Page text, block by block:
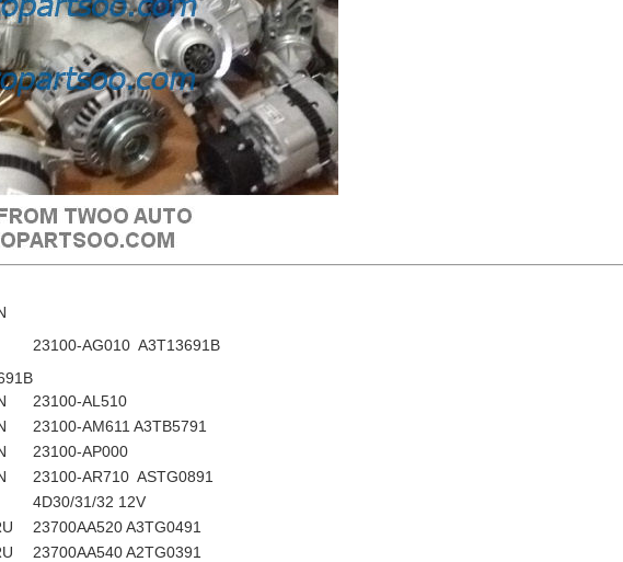
23100-AG010 A3T13691B
23100-AL510
23100-AM611 A3TB5791
23100-AP000
23100-AR710 ASTG0891
4D30/31/32 12V
23700AA520 A3TG0491
23700AA540 A2TG0391